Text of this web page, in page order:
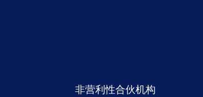
非营利性合伙机构